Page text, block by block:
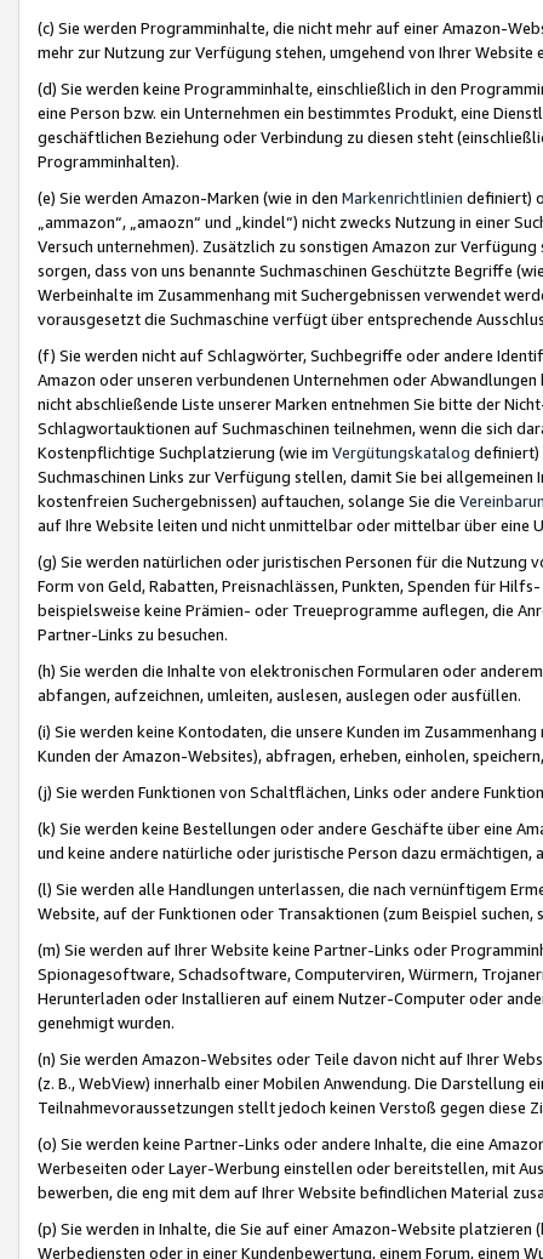
(c) Sie werden Programminhalte, die nicht mehr auf einer Amazon-
mehr zur Nutzung zur Verfügung stehen, umgehend von Ihrer
(d) Sie werden keine Programminhalte, einschließlich in den
eine Person bzw. ein Unternehmen ein bestimmtes Produkt, eine
geschäftlichen Beziehung oder Verbindung zu diesen steht
Programminhalten).
(e) Sie werden Amazon-Marken (wie in den Markenrichtlinien definiert)
„ammazon“, „amaozn“ und „kindel“) nicht zwecks Nutzung in einer
Versuch unternehmen). Zusätzlich zu sonstigen Amazon zur
sorgen, dass von uns benannte Suchmaschinen Geschützte Begriffe
Werbeinhalte im Zusammenhang mit Suchergebnissen verwendet
vorausgesetzt die Suchmaschine verfügt über entsprechende
(f) Sie werden nicht auf Schlagwörter, Suchbegriffe oder andere
Amazon oder unseren verbundenen Unternehmen oder
nicht abschließende Liste unserer Marken entnehmen Sie bitte der
Schlagwortauktionen auf Suchmaschinen teilnehmen, wenn die sich
Kostenpflichtige Suchplatzierung (wie im Vergütungskatalog definiert)
Suchmaschinen Links zur Verfügung stellen, damit Sie bei
kostenfreien Suchergebnissen) auftauchen, solange Sie die
auf Ihre Website leiten und nicht unmittelbar oder mittelbar über eine
(g) Sie werden natürlichen oder juristischen Personen für die Nutzung
Form von Geld, Rabatten, Preisnachlässen, Punkten, Spenden für
beispielsweise keine Prämien- oder Treueprogramme auflegen, die
Partner-Links zu besuchen.
(h) Sie werden die Inhalte von elektronischen Formularen oder
abfangen, aufzeichnen, umleiten, auslesen, auslegen oder ausfüllen.
(i) Sie werden keine Kontodaten, die unsere Kunden im
Kunden der Amazon-Websites), abfragen, erheben, einholen,
(j) Sie werden Funktionen von Schaltflächen, Links oder andere
(k) Sie werden keine Bestellungen oder andere Geschäfte über eine
und keine andere natürliche oder juristische Person dazu
(l) Sie werden alle Handlungen unterlassen, die nach vernünftigem
Website, auf der Funktionen oder Transaktionen (zum Beispiel
(m) Sie werden auf Ihrer Website keine Partner-Links oder
Spionagesoftware, Schadsoftware, Computerviren, Würmern,
Herunterladen oder Installieren auf einem Nutzer-Computer oder
genehmigt wurden.
(n) Sie werden Amazon-Websites oder Teile davon nicht auf Ihrer
(z. B., WebView) innerhalb einer Mobilen Anwendung. Die Darstellung
Teilnahmevoraussetzungen stellt jedoch keinen Verstoß gegen diese
(o) Sie werden keine Partner-Links oder andere Inhalte, die eine
Werbeseiten oder Layer-Werbung einstellen oder bereitstellen, mit
bewerben, die eng mit dem auf Ihrer Website befindlichen Material
(p) Sie werden in Inhalte, die Sie auf einer Amazon-Website
Werbediensten oder in einer Kundenbewertung, einem Forum, einem